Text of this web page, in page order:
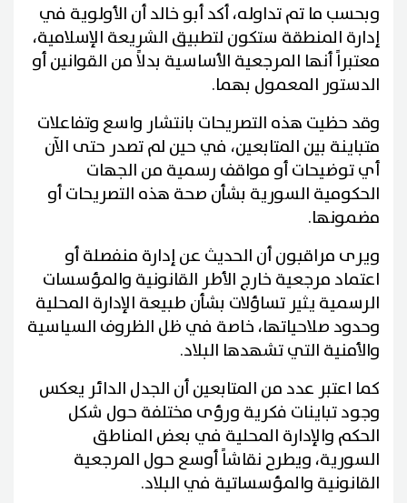
وبحسب ما تم تداوله، أكد أبو خالد أن الأولوية في
إدارة المنطقة ستكون لتطبيق الشريعة الإسلامية،
معتبراً أنها المرجعية الأساسية بدلاً من القوانين أو
الدستور المعمول بهما.
وقد حظيت هذه التصريحات بانتشار واسع وتفاعلات
متباينة بين المتابعين، في حين لم تصدر حتى الآن
أي توضيحات أو مواقف رسمية من الجهات
الحكومية السورية بشأن صحة هذه التصريحات أو
مضمونها.
ويرى مراقبون أن الحديث عن إدارة منفصلة أو
اعتماد مرجعية خارج الأطر القانونية والمؤسسات
الرسمية يثير تساؤلات بشأن طبيعة الإدارة المحلية
وحدود صلاحياتها، خاصة في ظل الظروف السياسية
والأمنية التي تشهدها البلاد.
كما اعتبر عدد من المتابعين أن الجدل الدائر يعكس
وجود تباينات فكرية ورؤى مختلفة حول شكل
الحكم والإدارة المحلية في بعض المناطق
السورية، ويطرح نقاشاً أوسع حول المرجعية
القانونية والمؤسساتية في البلاد.